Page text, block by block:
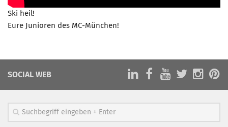
Ski heil!
Eure Junioren des MC-München!
SOCIAL WEB